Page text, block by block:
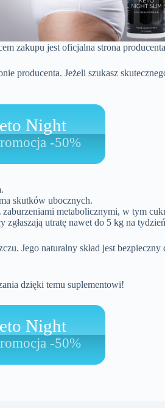
zakupu jest oficjalna strona
producenta. Jeżeli szukasz
Night
-50%
skutków ubocznych.
metabolicznymi, w tym
utratę nawet do 5 kg na
Jego naturalny skład jest
dzięki temu suplementowi!
Night
-50%